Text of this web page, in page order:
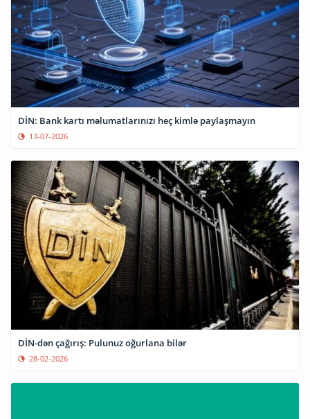
DİN: Bank kartı məlumatlarınızı heç kimlə paylaşmayın
13-07-2026
DİN-dən çağırış: Pulunuz oğurlana bilər
28-02-2026